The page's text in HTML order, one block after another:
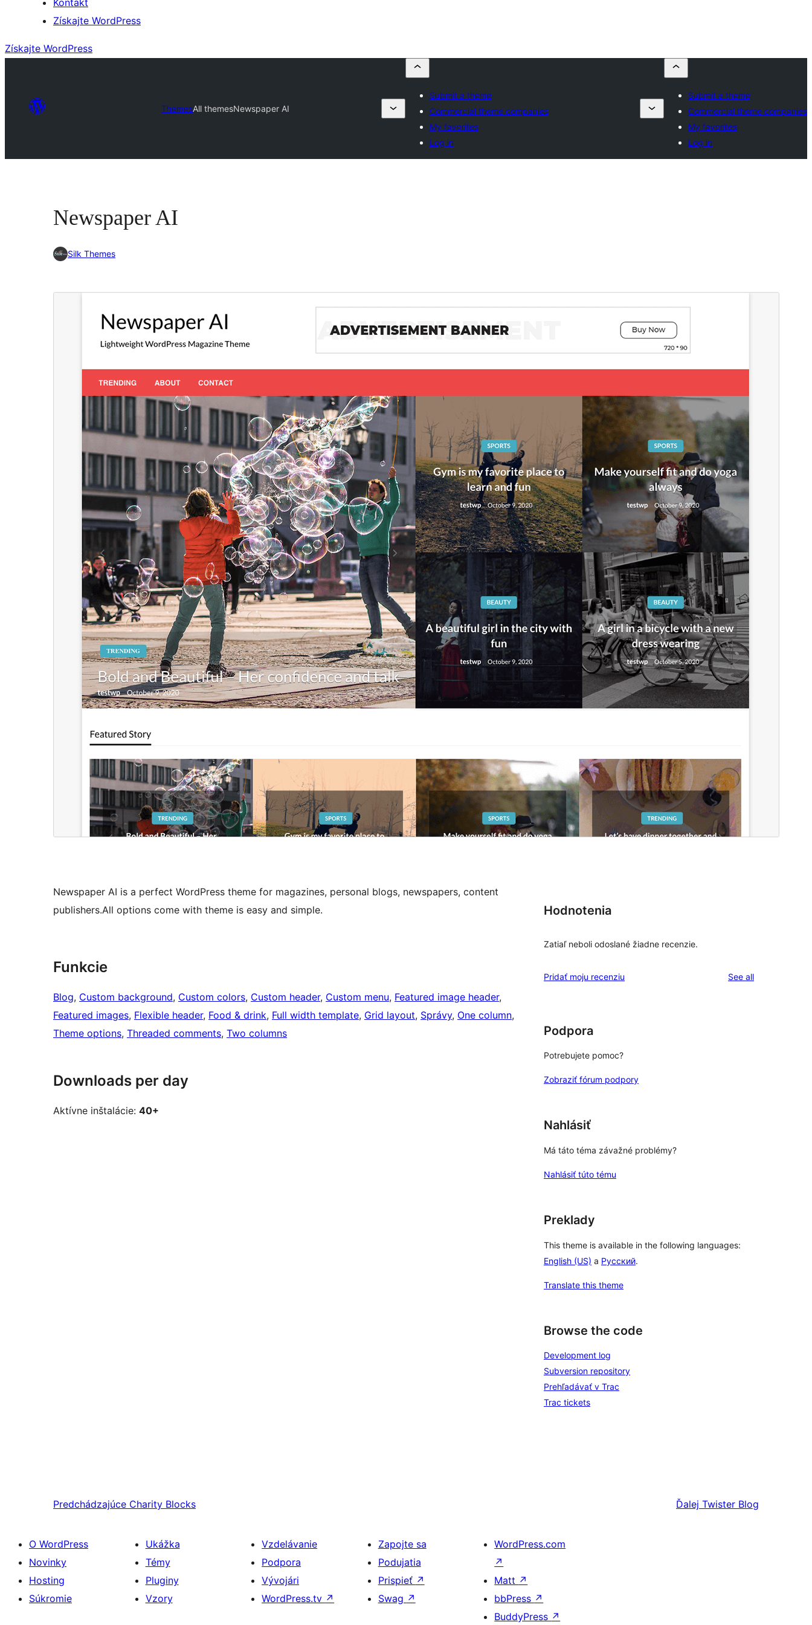
Kontakt
Získajte WordPress
Získajte WordPress
ThemesAll themesNewspaper AI
Submit a theme
Commercial theme companies
My favorites
Log in
Submit a theme
Commercial theme companies
My favorites
Log in
Newspaper AI
Silk Themes
Táto téma je odvodená od
Last updated
17. mája 2026
Active installations
WordPress version
4.7
PHP version
Newspaper AI is a perfect WordPress theme for magazines, personal blogs, newspapers, content
publishers.All options come with theme is easy and simple.
Funkcie
Blog, Custom background, Custom colors, Custom header, Custom menu, Featured image header
Featured images, Flexible header, Food & drink, Full width template, Grid layout, Správy, One column
Theme options, Threaded comments, Two columns
Downloads per day
Aktívne inštalácie: 40+
Hodnotenia
Zatiaľ neboli odoslané žiadne recenzie.
Pridať moju recenziu See allreviews
Podpora
Potrebujete pomoc?
Zobraziť fórum podpory
Nahlásiť
Má táto téma závažné problémy?
Nahlásiť túto tému
Preklady
This theme is available in the following languages:
English (US) a Русский.
Translate this theme
Browse the code
Development log
Subversion repository
Prehľadávať v Trac
Trac tickets
Predchádzajúce Charity Blocks Ďalej Twister Blog
O WordPress
Novinky
Hosting
Súkromie
Ukážka
Témy
Pluginy
Vzory
Vzdelávanie
Podpora
Vývojári
WordPress.tv ↗
Zapojte sa
Podujatia
Prispieť ↗
Swag ↗
WordPress.com
↗
Matt ↗
bbPress ↗
BuddyPress ↗